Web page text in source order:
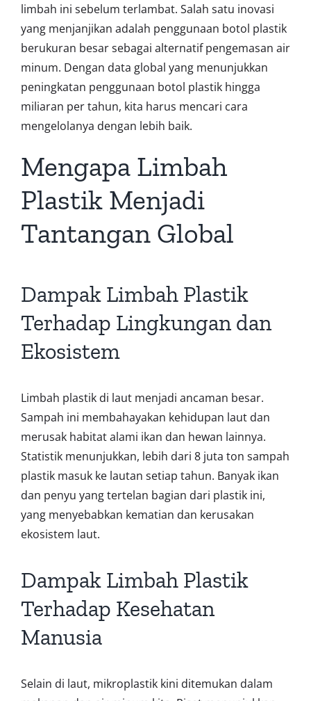
limbah ini sebelum terlambat. Salah satu inovasi
yang menjanjikan adalah penggunaan botol plastik
berukuran besar sebagai alternatif pengemasan air
minum. Dengan data global yang menunjukkan
peningkatan penggunaan botol plastik hingga
miliaran per tahun, kita harus mencari cara
mengelolanya dengan lebih baik.
Mengapa Limbah
Plastik Menjadi
Tantangan Global
Dampak Limbah Plastik
Terhadap Lingkungan dan
Ekosistem
Limbah plastik di laut menjadi ancaman besar.
Sampah ini membahayakan kehidupan laut dan
merusak habitat alami ikan dan hewan lainnya.
Statistik menunjukkan, lebih dari 8 juta ton sampah
plastik masuk ke lautan setiap tahun. Banyak ikan
dan penyu yang tertelan bagian dari plastik ini,
yang menyebabkan kematian dan kerusakan
ekosistem laut.
Dampak Limbah Plastik
Terhadap Kesehatan
Manusia
Selain di laut, mikroplastik kini ditemukan dalam